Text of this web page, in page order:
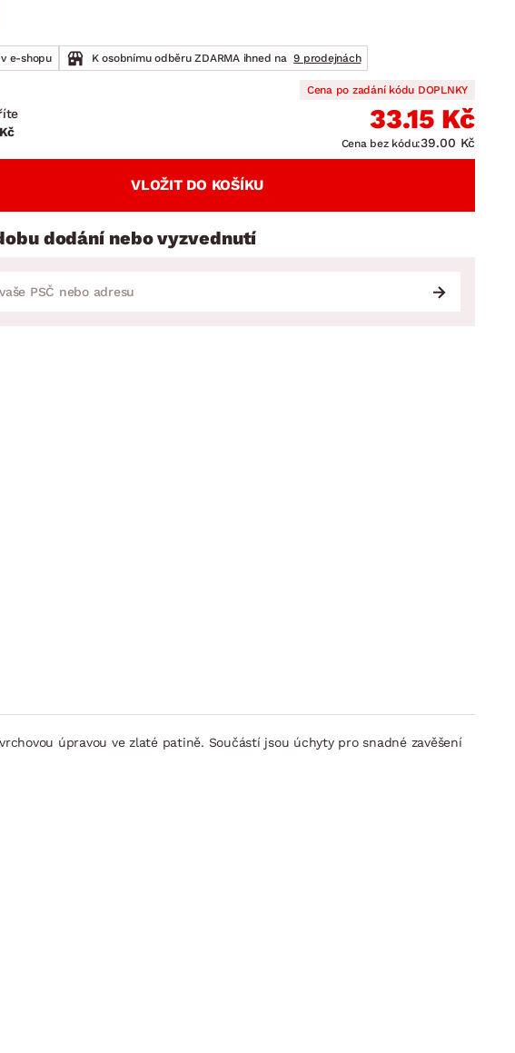
Zahradní sestavy
e-shopu K osobnímu odběru ZDARMA ihned na 9 prodejnách
Cena po zadání kódu DOPLNKY
33.15 Kč
Cena bez kódu:39.00 Kč
VLOŽIT DO KOŠÍKU
dodání nebo vyzvednutí
úpravou ve zlaté patině. Součástí jsou úchyty pro snadné zavěšení